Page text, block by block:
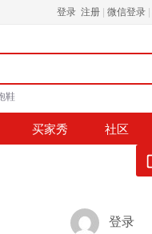
登录 注册 微信登录
鞋
买家秀 社区
登录